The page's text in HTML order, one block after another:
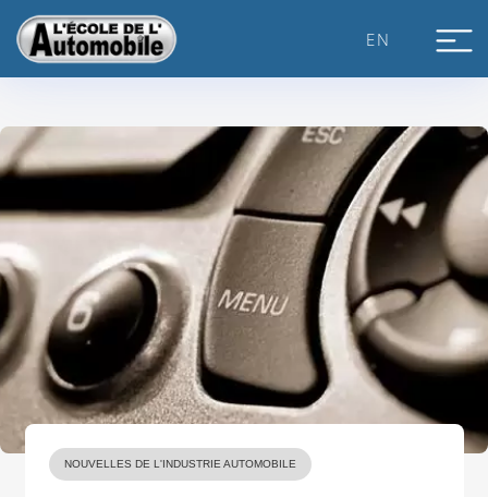
content
EN
NOUVELLES DE L'INDUSTRIE AUTOMOBILE